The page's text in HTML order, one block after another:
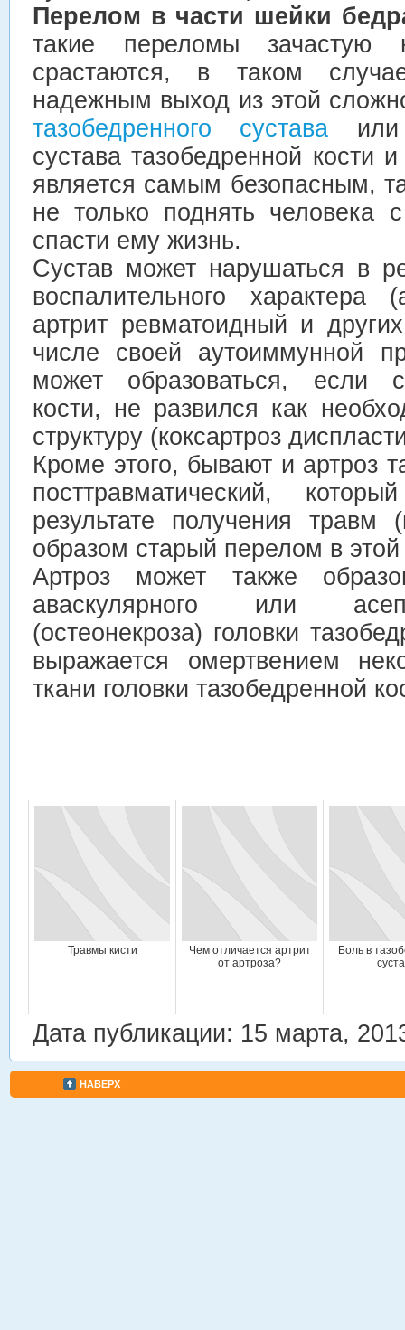
Перелом в части шейки
такие переломы
срастаются, в таком
надежным выход из этой
тазобедренного сустава или
сустава тазобедренной кости
является самым безопасным,
не только поднять человека
спасти ему жизнь.
Сустав может нарушаться в
воспалительного характера
артрит ревматоидный и
числе своей аутоиммунной
может образоваться, если
кости, не развился как
структуру (коксартроз
Кроме этого, бывают и артроз
посттравматический,
результате получения
образом старый перелом в
Артроз может также
аваскулярного или
(остеонекроза) головки
выражается омертвением
ткани головки тазобедренной
Травмы кисти
Чем отличается артрит
от артроза?
Боль в
Дата публикации: 15 марта,
НАВЕРХ